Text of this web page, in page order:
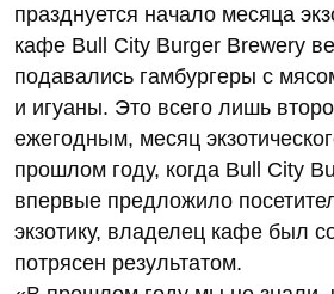
празднуется начало месяца
кафе Bull City Burger Brewery
подавались гамбургеры с
и игуаны. Это всего лишь
ежегодным, месяц
прошлом году, когда Bull City
впервые предложило
экзотику, владелец кафе был
потрясен результатом.